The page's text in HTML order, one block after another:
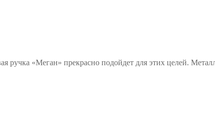
ручка «Меган» прекрасно подойдет для этих целей.